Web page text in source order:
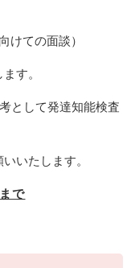
けての面談）
す。
として発達知能検査
いたします。
で